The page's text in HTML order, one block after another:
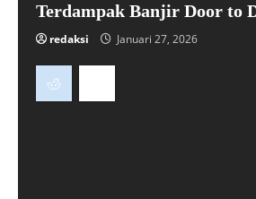
Terdampak Banjir Door to
redaksi Januari 27, 2026